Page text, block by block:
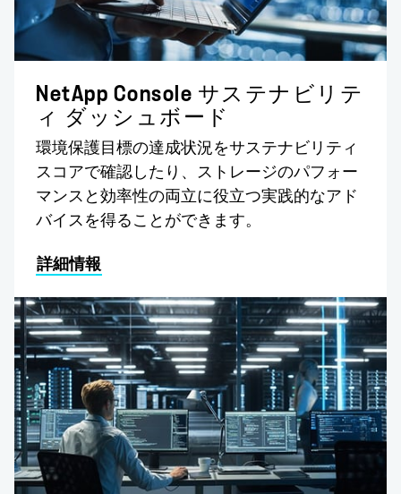
NetApp Console サステナビリテ
ィ ダッシュボード
環境保護目標の達成状況をサステナビリティ
スコアで確認したり、ストレージのパフォー
マンスと効率性の両立に役立つ実践的なアド
バイスを得ることができます。
詳細情報